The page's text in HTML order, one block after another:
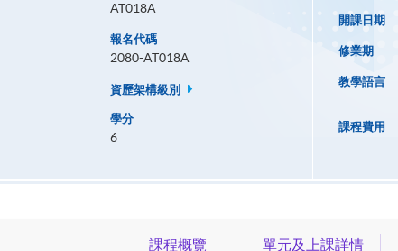
AT018A
報名代碼
2080-AT018A
資歷架構級別
學分
6
開課日期
修業期
教學語言
課程費用
課程概覽 單元及上課詳情